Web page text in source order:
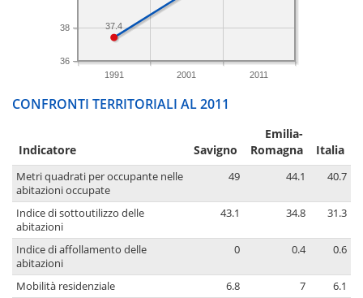
1991 2001 2011
36
38 37.4
CONFRONTI TERRITORIALI AL 2011
Indicatore Savigno
Emilia-
Romagna
Italia
Metri quadrati per occupante nelle
abitazioni occupate
49 44.1 40.7
Indice di sottoutilizzo delle
abitazioni
43.1 34.8 31.3
Indice di affollamento delle
abitazioni
0 0.4 0.6
Mobilità residenziale 6.8 7 6.1